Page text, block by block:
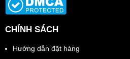
CHÍNH SÁCH
Hướng dẫn đặt hàng